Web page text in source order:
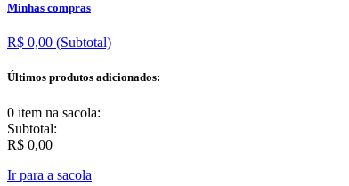
Minhas compras
R$ 0,00 (Subtotal)
Últimos produtos adicionados:
0 item na sacola:
Subtotal:
R$ 0,00
Ir para a sacola